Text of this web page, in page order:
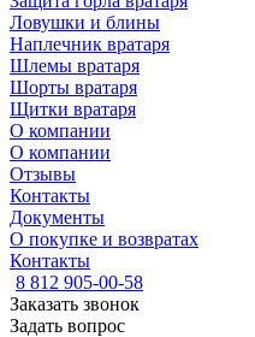
Ловушки и блины
Наплечник вратаря
Шлемы вратаря
Шорты вратаря
Щитки вратаря
О компании
О компании
Отзывы
Контакты
Документы
О покупке и возвратах
Контакты
8 812 905-00-58
Заказать звонок
Задать вопрос